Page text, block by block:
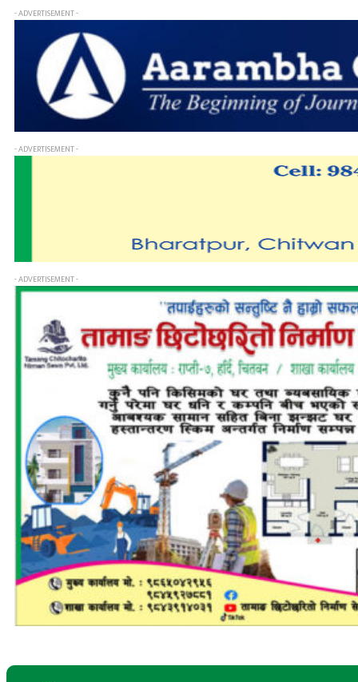
- ADVERTISEMENT -
- ADVERTISEMENT -
- ADVERTISEMENT -